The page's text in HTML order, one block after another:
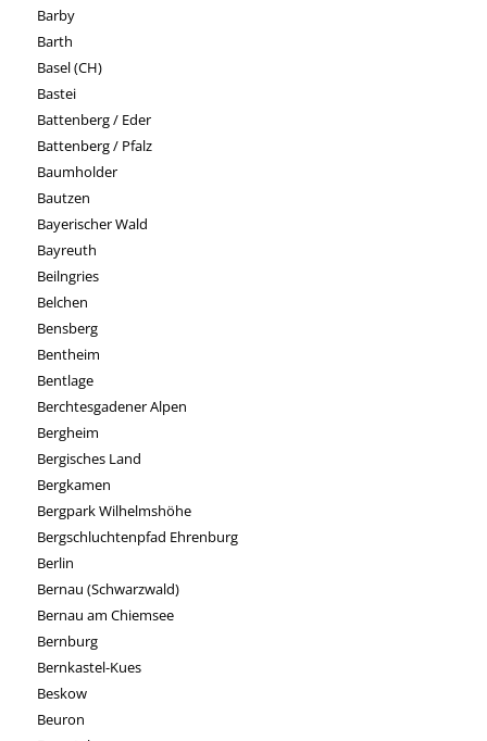
Barby
Barth
Basel (CH)
Bastei
Battenberg / Eder
Battenberg / Pfalz
Baumholder
Bautzen
Bayerischer Wald
Bayreuth
Beilngries
Belchen
Bensberg
Bentheim
Bentlage
Berchtesgadener Alpen
Bergheim
Bergisches Land
Bergkamen
Bergpark Wilhelmshöhe
Bergschluchtenpfad Ehrenburg
Berlin
Bernau (Schwarzwald)
Bernau am Chiemsee
Bernburg
Bernkastel-Kues
Beskow
Beuron